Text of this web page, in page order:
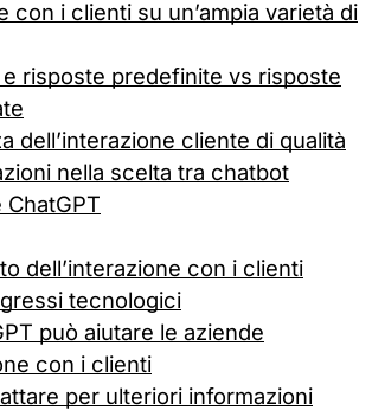
con i clienti su un’ampia varietà di
e risposte predefinite vs risposte
dell’interazione cliente di qualità
nella scelta tra chatbot
dell’interazione con i clienti
tecnologici
può aiutare le aziende
con i clienti
per ulteriori informazioni